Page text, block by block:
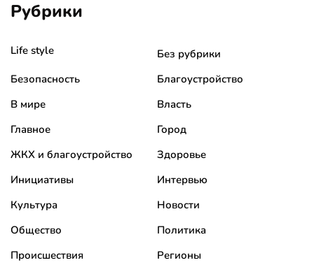
Рубрики
Life style
Без рубрики
Безопасность
Благоустройство
В мире
Власть
Главное
Город
ЖКХ и благоустройство
Здоровье
Инициативы
Интервью
Культура
Новости
Общество
Политика
Происшествия
Регионы